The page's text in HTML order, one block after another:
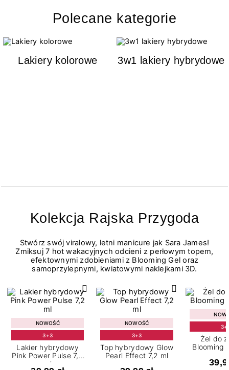
Polecane kategorie
Lakiery kolorowe 3w1 lakiery hybrydowe
Kolekcja Rajska Przygoda
Stwórz swój viralowy, letni manicure jak Sara James!
Zmiksuj 7 hot wakacyjnych odcieni z perłowym topem,
efektownymi zdobieniami z Blooming Gel oraz
samoprzylepnymi, kwiatowymi naklejkami 3D.
NOWOŚĆ
3+3
Lakier hybrydowy
Pink Power Pulse 7,2
ml
NOWOŚĆ
3+3
Top hybrydowy Glow
Pearl Effect 7,2 ml
Żel do
Blooming